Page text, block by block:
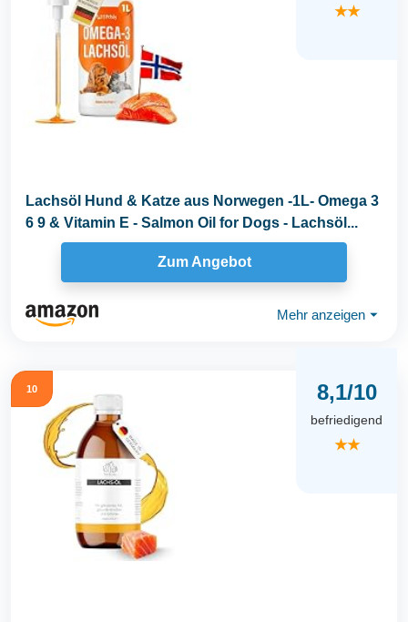
★★
Lachsöl Hund & Katze aus Norwegen -1L- Omega 3
6 9 & Vitamin E - Salmon Oil for Dogs - Lachsöl...
Zum Angebot
Mehr anzeigen ⏷
10 8,1/10
befriedigend
★★